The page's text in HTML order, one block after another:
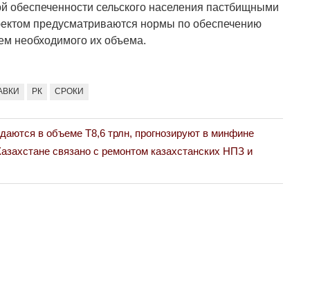
сельского населения пастбищными
предусматриваются нормы по обеспечению
необходимого их объема.
РК СРОКИ
в объеме Т8,6 трлн, прогнозируют в минфине
связано с ремонтом казахстанских НПЗ и